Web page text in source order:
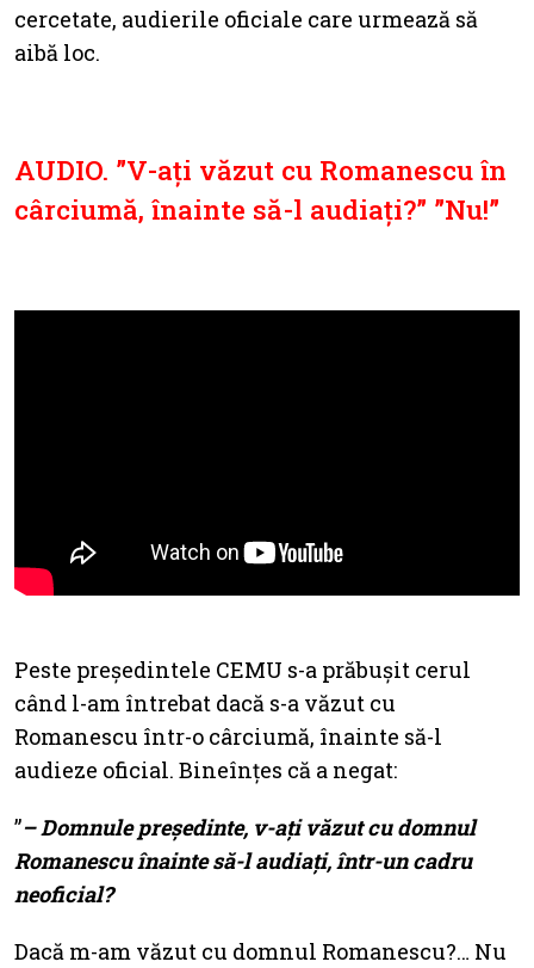
cercetate, audierile oficiale care urmează să
aibă loc.
AUDIO. ”V-ați văzut cu Romanescu în
cârciumă, înainte să-l audiați?” ”Nu!”
Peste președintele CEMU s-a prăbușit cerul
când l-am întrebat dacă s-a văzut cu
Romanescu într-o cârciumă, înainte să-l
audieze oficial. Bineînțes că a negat:
”– Domnule președinte, v-ați văzut cu domnul
Romanescu înainte să-l audiați, într-un cadru
neoficial?
Dacă m-am văzut cu domnul Romanescu?… Nu